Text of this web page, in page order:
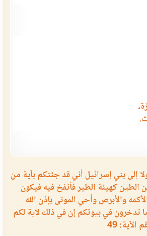
إلى بني إسرائيل أني قد جئتكم بآية من
الطين كهيئة الطير فأنفخ فيه فيكون
والأبرص وأحي الموتى بإذن الله
تدخرون في بيوتكم إن في ذلك لآية لكم
49